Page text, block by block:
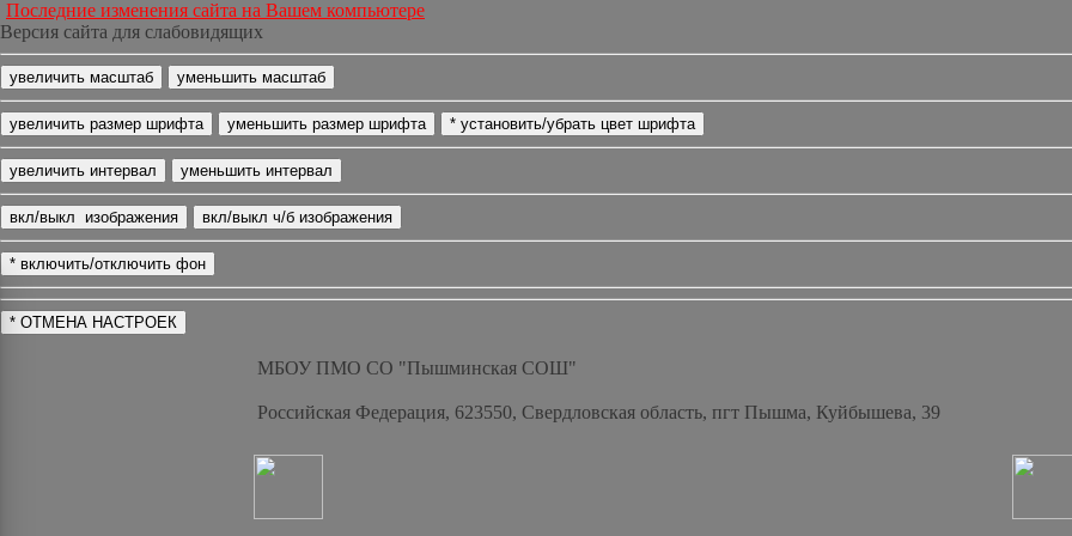
Последние изменения сайта на Вашем компьютере
Версия сайта для слабовидящих
МБОУ ПМО СО "Пышминская СОШ"
Российская Федерация, 623550, Свердловская область, пгт Пышма, Куйбышева, 39